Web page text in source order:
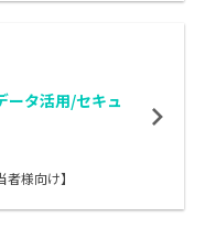
ータ活用/セキュ
様向け】